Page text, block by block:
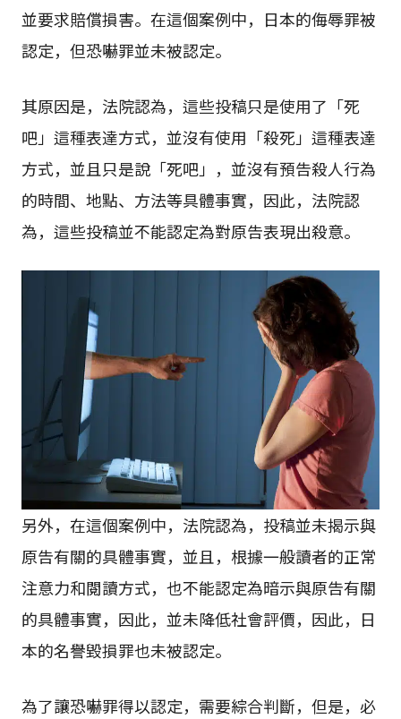
並要求賠償損害。在這個案例中，日本的侮辱罪被
認定，但恐嚇罪並未被認定。
其原因是，法院認為，這些投稿只是使用了「死
吧」這種表達方式，並沒有使用「殺死」這種表達
方式，並且只是說「死吧」，並沒有預告殺人行為
的時間、地點、方法等具體事實，因此，法院認
為，這些投稿並不能認定為對原告表現出殺意。
另外，在這個案例中，法院認為，投稿並未揭示與
原告有關的具體事實，並且，根據一般讀者的正常
注意力和閱讀方式，也不能認定為暗示與原告有關
的具體事實，因此，並未降低社會評價，因此，日
本的名譽毀損罪也未被認定。
為了讓恐嚇罪得以認定，需要綜合判斷，但是，必